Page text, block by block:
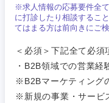
※求人情報の応募要件全
に打診したり相談するこ
てはまる方は前向きにご検
＜必須＞下記全て必須
・B2B領域での営業経
※B2Bマーケティング
※新規の事業・サービ
その他